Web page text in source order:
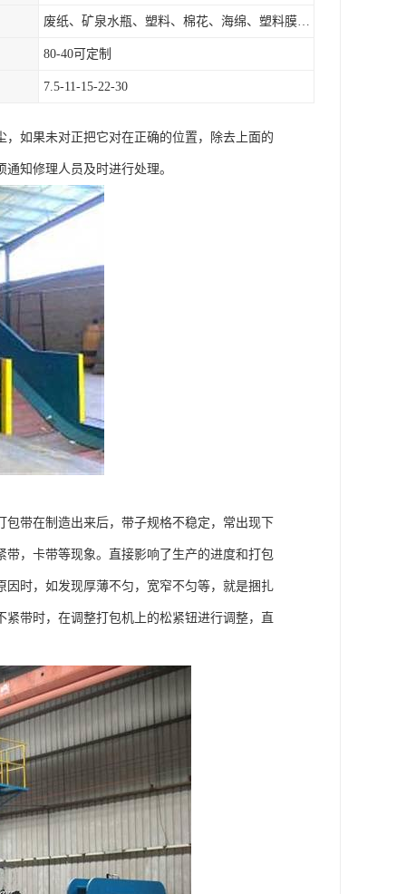
废纸、矿泉水瓶、塑料、棉花、海绵、塑料膜、垃圾、废料等
80-40可定制
7.5-11-15-22-30
如果未对正把它对在正确的位置，除去上面的
知修理人员及时进行处理。
带在制造出来后，带子规格不稳定，常出现下
，卡带等现象。直接影响了生产的进度和打包
时，如发现厚薄不匀，宽窄不匀等，就是捆扎
带时，在调整打包机上的松紧钮进行调整，直